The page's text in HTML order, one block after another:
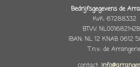
Bedrijfsgegevens de
KvK: 67288332
BTW:
IBAN: NL 12 KNAB 0612
T.n.v.: de Arrangerie
contact: